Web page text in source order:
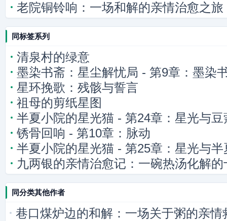
老院铜铃响：一场和解的亲情治愈之旅
同标签系列
清泉村的绿意
墨染书斋：星尘解忧局 - 第9章：墨染
星环挽歌：残骸与誓言
祖母的剪纸星图
半夏小院的星光猫 - 第24章：星光与豆
锈骨回响 - 第10章：脉动
半夏小院的星光猫 - 第25章：星光与半
九两银的亲情治愈记：一碗热汤化解
同分类其他作者
巷口煤炉边的和解：一场关于粥的亲情